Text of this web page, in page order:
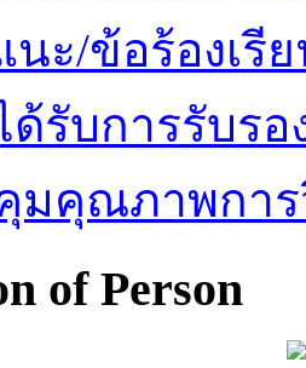
นะ/ข้อร้องเรี
ด้รับการรับร
มคุณภาพการ
of Person